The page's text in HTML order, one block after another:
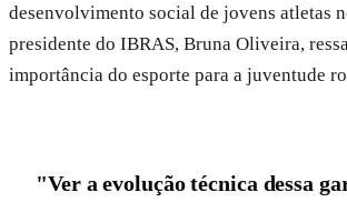
desenvolvimento social de jovens atletas
presidente do IBRAS, Bruna Oliveira,
importância do esporte para a juventude
"Ver a evolução técnica dessa